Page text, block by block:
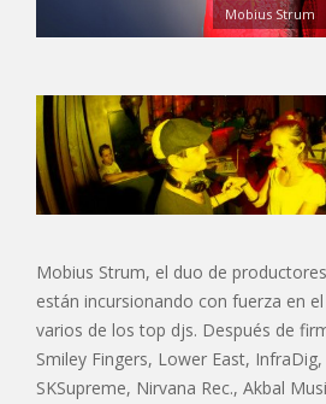
Mobius Strum
Mobius Strum, el duo de
están incursionando con fuerza en
varios de los top djs. Después de
Smiley Fingers, Lower East,
SKSupreme, Nirvana Rec., Akbal